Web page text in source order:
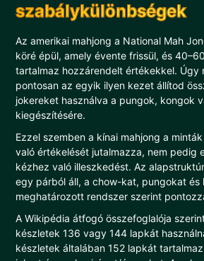
szabálykülönbségek
Az amerikai mahjong a National Mah
köré épül, amely évente frissül, és
tartalmaz hozzárendelt értékekkel. Úgy
pontosan az egyik ilyen kezet állítod
jokereket használva a pungok, kongok
kiegészítésére.
Ezzel szemben a kínai mahjong a
való értékelését jutalmazza, nem pedig
kézhez való illeszkedést. Az
egy párból áll, a chow-kat, pungokat
meghatározott rendszer szerint
A Wikipédia átfogó összefoglalója
készletek 136 vagy 144 lapkát
készletek általában 152 lapkát